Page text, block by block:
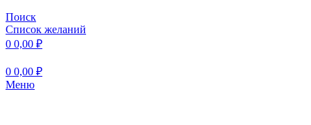
Поиск
Список желаний
0 0,00 ₽
0 0,00 ₽
Меню